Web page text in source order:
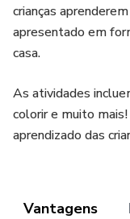
crianças
apresentado em
casa.
As atividades
colorir e muito
aprendizado das
Vantagens